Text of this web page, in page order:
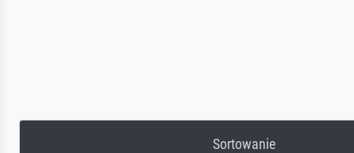
Sortowanie